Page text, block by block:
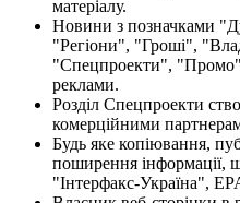
матеріалу.
Новини з позначками
"Регіони", "Гроші",
"Спецпроекти", "Промо"
реклами.
Розділ Спецпроекти
комерційними
Будь яке копіювання,
поширення інформації,
"Інтерфакс-Україна",